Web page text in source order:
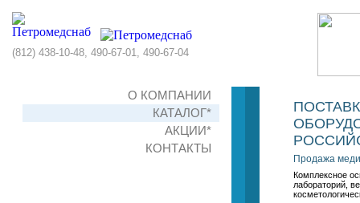
(812) 438-10-48, 490-67-01, 490-67-04
О КОМПАНИИ
КАТАЛОГ*
АКЦИИ*
КОНТАКТЫ
Продажа
Комплексное
лабораторий,